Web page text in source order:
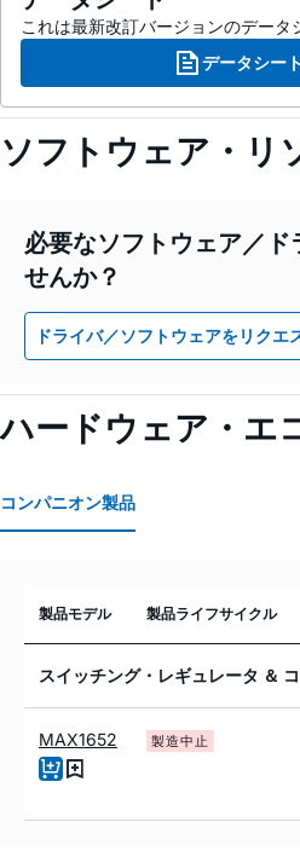
これは最新改訂バージョンのデータ
データシー
ソフトウェア・リ
必要なソフトウェア／ド
せんか？
ドライバ／ソフトウェアをリクエ
ハードウェア・エ
コンパニオン製品
製品モデル 製品ライフサイクル
スイッチング・レギュレータ ＆
MAX1652 製造中止